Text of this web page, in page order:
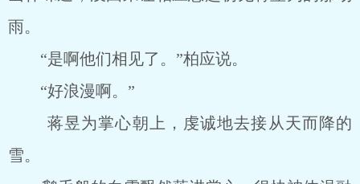
雨。
“是啊他们相见了。”柏应说。
“好浪漫啊。”
蒋昱为掌心朝上，虔诚地去接从天而降的
雪。